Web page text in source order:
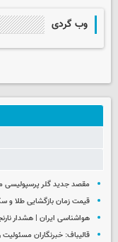
وب گردی
مقصد جدید گلر
قیمت زمان بازگشایی طلا و سکه امروز
هواشناسی ایران | هشدار نارنجی برای ۴ استان / رگبار، سیلاب و
قالیباف: خبرنگاران